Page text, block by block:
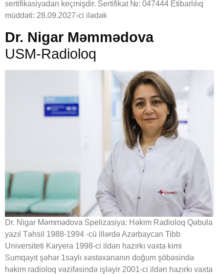
sertifikasiyadan keçmişdir. Sertifikat №: 047444 Etibarlılıq
müddəti: 28.09.2027-ci ilədək
Dr. Nigar Məmmədova
USM-Radioloq
Dr. Nigar Məmmədova Spelizasiya: Həkim Radioloq Qəbula
yazıl Təhsil 1988-1994 -cü illərdə Azərbaycan Tibb
Universiteti Karyera 1998-ci ildən hazırkı vaxta kimi
Sumqayıt şəhər 1saylı xəstəxananın doğum şöbəsində
həkim radioloq vəzifəsində işləyir 2001-ci ildən hazırkı vaxta